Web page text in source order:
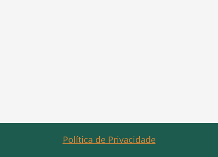
Política de Privacidade